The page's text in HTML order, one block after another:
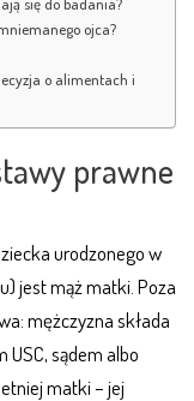
ojca?
o alimentach i
prawne
urodzonego w
jest mąż matki. Poza
mężczyzna składa
sądem albo
matki – jej